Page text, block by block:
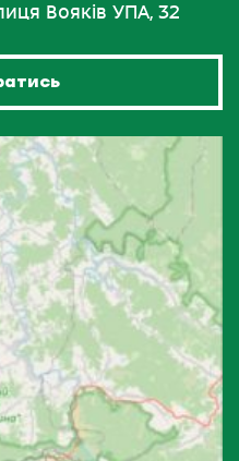
Вояків УПА, 32